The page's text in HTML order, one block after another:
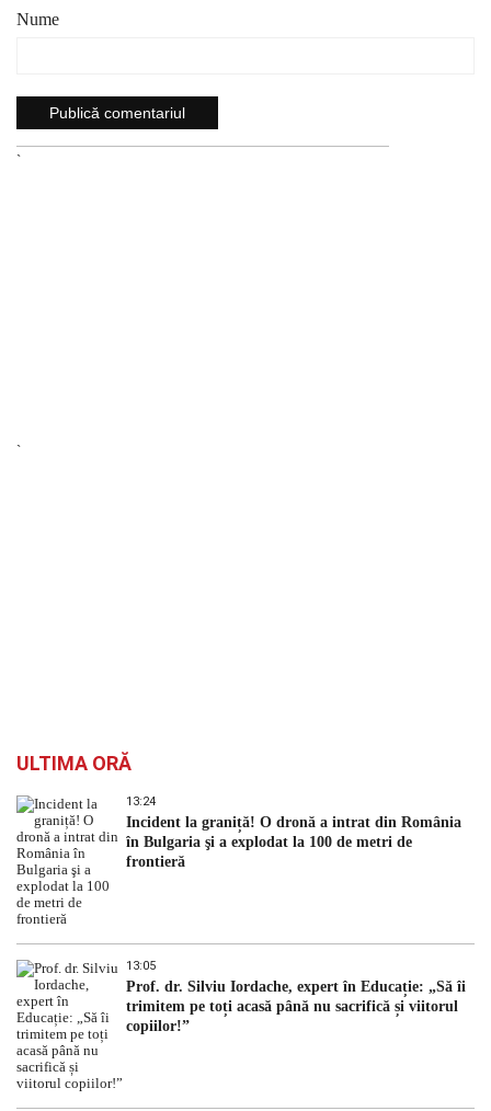
Nume
`
`
ULTIMA ORĂ
13:24
Incident la graniță! O dronă a intrat din România
în Bulgaria şi a explodat la 100 de metri de
frontieră
13:05
Prof. dr. Silviu Iordache, expert în Educație: „Să îi
trimitem pe toți acasă până nu sacrifică și viitorul
copiilor!”